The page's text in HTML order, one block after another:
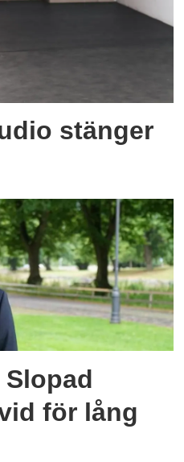
stänger
för lång